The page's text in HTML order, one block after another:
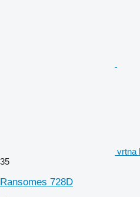
vrtna
35
Ransomes 728D